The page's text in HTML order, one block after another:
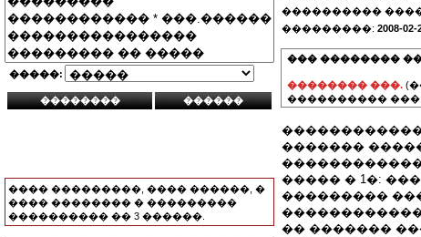
�����:
���� ���������, ���� ������, �
���� �������� � ���������
���������� �� 3 ������.
����������
���������: 2008-02-
��� ��������
�������� ���.
���������� ���
�������
����� � 1�:
���������
�� �������